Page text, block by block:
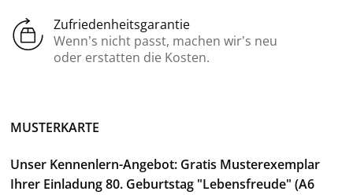
Zufriedenheitsgarantie
Wenn’s nicht passt, machen wir’s neu
oder erstatten die Kosten.
MUSTERKARTE
Unser Kennenlern-Angebot: Gratis Musterexemplar
Ihrer Einladung 80. Geburtstag "Lebensfreude" (A6